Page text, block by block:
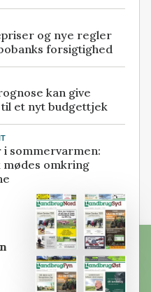
og nye regler
forsigtighed
kan give
et nyt budgettjek
i sommervarmen:
mødes omkring